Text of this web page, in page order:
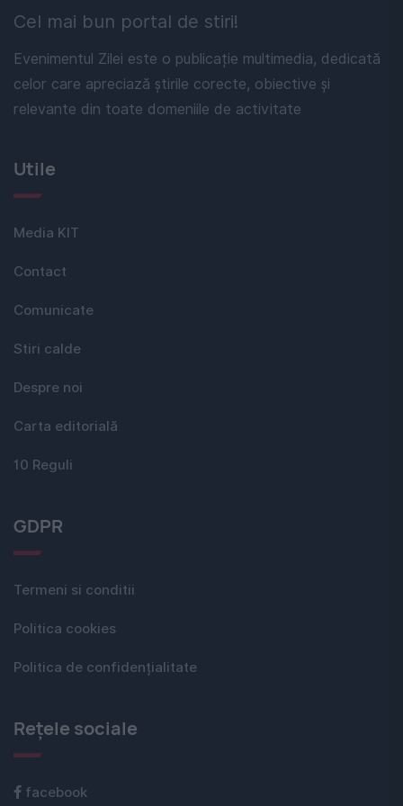
Cel mai bun portal de stiri!
Evenimentul Zilei este o publicație multimedia, dedicată
celor care apreciază știrile corecte, obiective și
relevante din toate domeniile de activitate
Utile
Media KIT
Contact
Comunicate
Stiri calde
Despre noi
Carta editorială
10 Reguli
GDPR
Termeni si conditii
Politica cookies
Politica de confidențialitate
Rețele sociale
facebook